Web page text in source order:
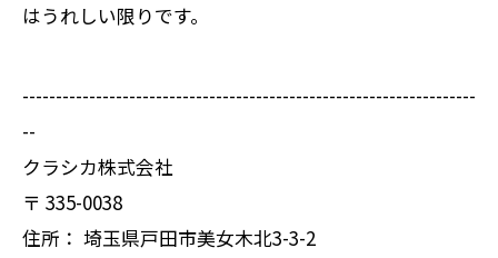
はうれしい限りです。
--------------------------------------------------------------------
--
クラシカ株式会社
〒 335-0038
住所： 埼玉県戸田市美女木北3-3-2